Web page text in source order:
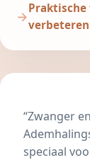
“Zwanger
speciaal